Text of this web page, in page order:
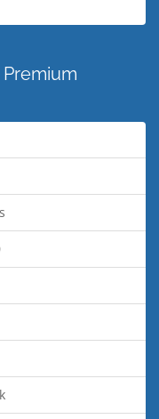
Premium